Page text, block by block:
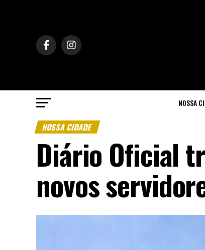
NOSSA
NOSSA CIDADE
Diário Oficial
novos